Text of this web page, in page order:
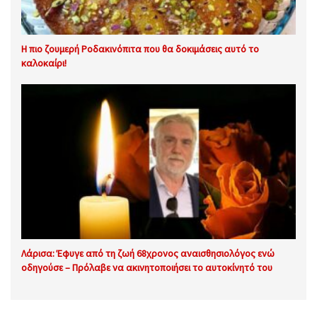
Η πιο ζουμερή Ροδακινόπιτα που θα δοκιμάσεις αυτό το
καλοκαίρι!
Λάρισα: Έφυγε από τη ζωή 68χρονος αναισθησιολόγος ενώ
οδηγούσε – Πρόλαβε να ακινητοποιήσει το αυτοκίνητό του